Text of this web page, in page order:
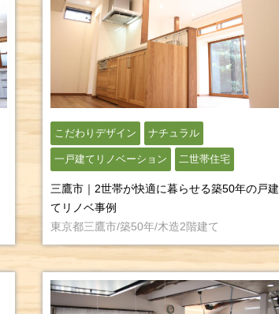
こだわりデザイン ナチュラル
一戸建てリノベーション 二世帯住宅
三鷹市｜2世帯が快適に暮らせる築50年の戸建
てリノベ事例
東京都三鷹市/築50年/木造2階建て